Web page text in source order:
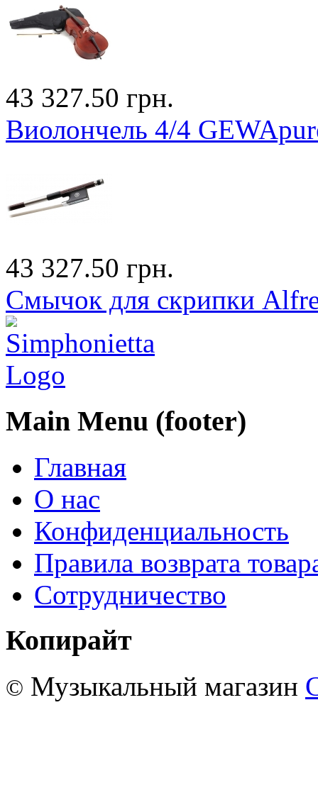
43 327.50 грн.
Виолончель 4/4
43 327.50 грн.
Смычок для скрипки
Main Menu (footer)
Главная
О нас
Конфиденциальность
Правила возврата
Сотрудничество
Копирайт
© Музыкальный магазин